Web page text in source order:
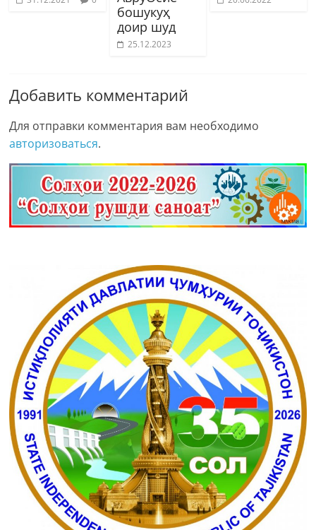
бошукуҳ
доир шуд
25.12.2023
Добавить комментарий
Для отправки комментария вам необходимо
авторизоваться.